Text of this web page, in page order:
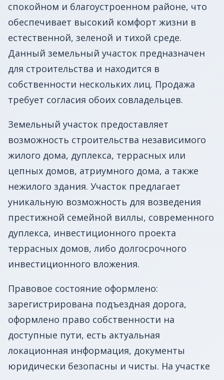
спокойном и благоустроенном районе, что
обеспечивает высокий комфорт жизни в
естественной, зеленой и тихой среде.
Данный земельный участок предназначен
для строительства и находится в
собственности нескольких лиц. Продажа
требует согласия обоих совладельцев.
Земельный участок предоставляет
возможность строительства независимого
жилого дома, дуплекса, террасных или
цепных домов, атриумного дома, а также
нежилого здания. Участок предлагает
уникальную возможность для возведения
престижной семейной виллы, современного
дуплекса, инвестиционного проекта
террасных домов, либо долгосрочного
инвестиционного вложения.
Правовое состояние оформлено:
зарегистрирована подъездная дорога,
оформлено право собственности на
доступные пути, есть актуальная
локационная информация, документы
юридически безопасны и чисты. На участке